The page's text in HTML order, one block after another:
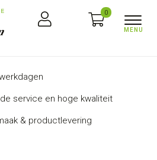
0
service en hoge kwaliteit
& productlevering